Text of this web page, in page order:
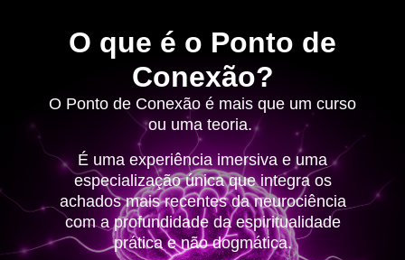
O que é o Ponto de
Conexão?
O Ponto de Conexão é mais que um curso
ou uma teoria.
É uma experiência imersiva e uma
especialização única que integra os
achados mais recentes da neurociência
com a profundidade da espiritualidade
prática e não dogmática.